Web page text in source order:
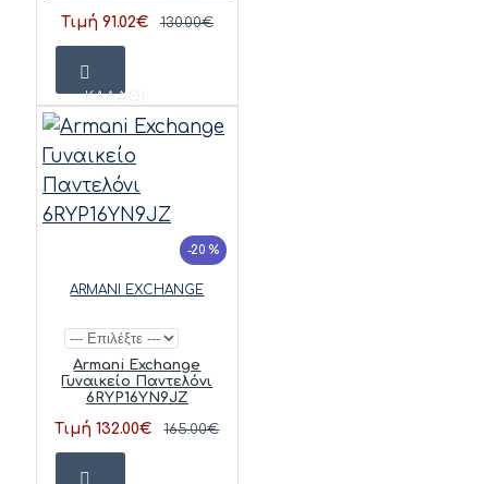
Τιμή 91.02€ 130.00€
ΚΑΛΆΘΙ
-20 %
ARMANI EXCHANGE
Armani Exchange
Γυναικείο Παντελόνι
6RYP16YN9JZ
Τιμή 132.00€ 165.00€